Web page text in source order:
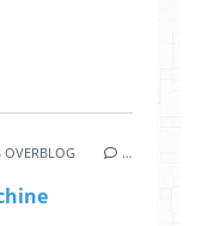
OVERBLOG …